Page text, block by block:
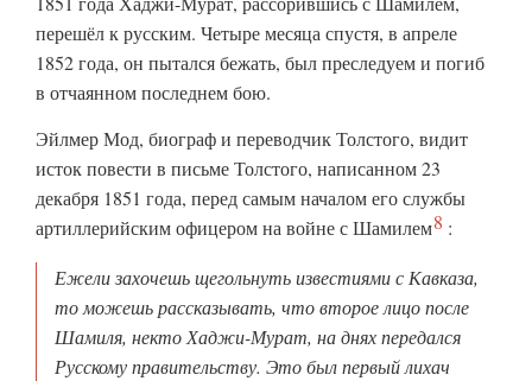
перешёл к русским. Четыре месяца спустя, в апреле
1852 года, он пытался бежать, был преследуем и погиб
в отчаянном последнем бою.
Эйлмер Мод, биограф и переводчик Толстого, видит
исток повести в письме Толстого, написанном 23
декабря 1851 года, перед самым началом его службы
артиллерийским офицером на войне сШамилем8 :
Ежели захочешь щегольнуть известиями с Кавказа,
то можешь рассказывать, что второе лицо после
Шамиля, некто Хаджи-Мурат, на днях передался
Русскому правительству. Это был первый лихач